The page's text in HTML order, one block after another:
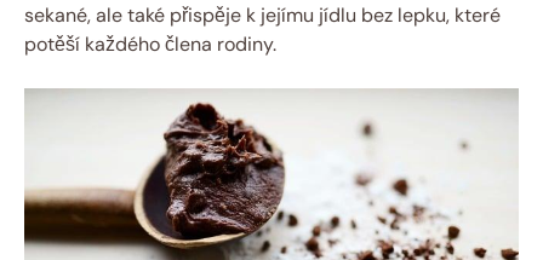
sekané, ale také přispěje k jejímu jídlu bez lepku, které
potěší každého člena rodiny.